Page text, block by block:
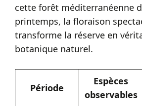
cette forêt méditerranéenne
printemps, la floraison
transforme la réserve en
botanique naturel.
Période
Espèces
observables